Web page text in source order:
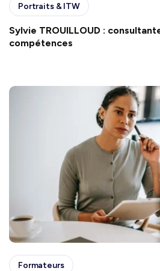
Portraits & ITW
Sylvie TROUILLOUD :
compétences
Formateurs